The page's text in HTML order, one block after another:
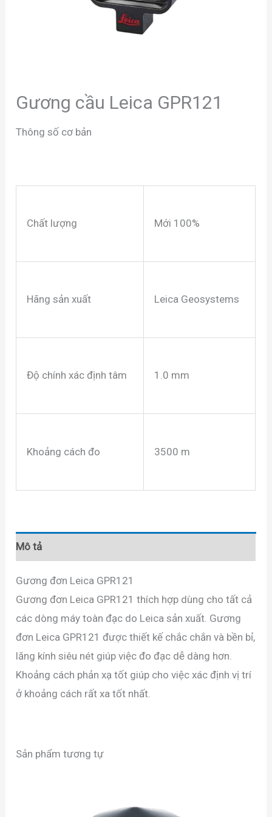
Gương cầu Leica GPR121
Thông số cơ bản
Chất lượng Mới 100%
Hãng sản xuất Leica Geosystems
Độ chính xác định tâm 1.0 mm
Khoảng cách đo 3500 m
Mô tả
Gương đơn Leica GPR121
Gương đơn Leica GPR121 thích hợp dùng cho tất cả
các dòng máy toàn đạc do Leica sản xuất. Gương
đơn Leica GPR121 được thiết kế chắc chắn và bền bỉ,
lăng kính siêu nét giúp việc đo đạc dễ dàng hơn.
Khoảng cách phản xạ tốt giúp cho việc xác định vị trí
ở khoảng cách rất xa tốt nhất.
Sản phẩm tương tự